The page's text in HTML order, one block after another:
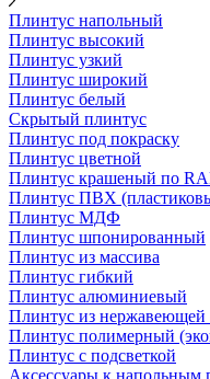
Плинтус напольный
Плинтус высокий
Плинтус узкий
Плинтус широкий
Плинтус белый
Скрытый плинтус
Плинтус под покраску
Плинтус цветной
Плинтус крашеный по
Плинтус ПВХ
Плинтус МДФ
Плинтус шпонированный
Плинтус из массива
Плинтус гибкий
Плинтус алюминиевый
Плинтус из нержавеющей
Плинтус полимерный
Плинтус с подсветкой
Аксессуары к напольным